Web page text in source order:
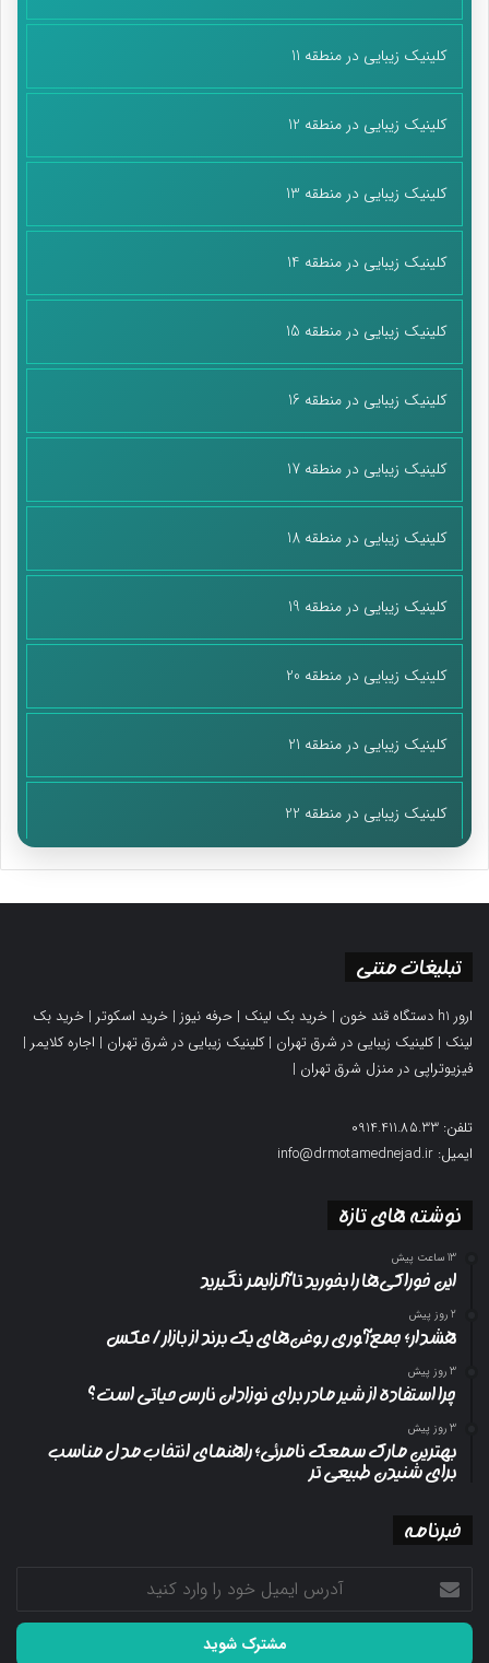
کلینیک زیبایی در منطقه 11
کلینیک زیبایی در منطقه 12
کلینیک زیبایی در منطقه 13
کلینیک زیبایی در منطقه 14
کلینیک زیبایی در منطقه 15
کلینیک زیبایی در منطقه 16
کلینیک زیبایی در منطقه 17
کلینیک زیبایی در منطقه 18
کلینیک زیبایی در منطقه 19
کلینیک زیبایی در منطقه 20
کلینیک زیبایی در منطقه 21
کلینیک زیبایی در منطقه 22
تبلیغات متنی
ارور h1 دستگاه قند خون | خرید بک لینک | حرفه نیوز | خرید اسکوتر | خرید بک
لینک |کلینیک زیبایی در شرق تهران |کلینیک زیبایی در شرق تهران | اجاره کلایمر |
فیزیوتراپی در منزل شرق تهران |
تلفن: 0914.411.85.33
ایمیل: info@drmotamednejad.ir
نوشته های تازه
13 ساعت پیش
این خوراکی‌ها را بخورید تا آلزایمر نگیرید
2 روز پیش
هشدار؛ جمع‌آوری روغن‌های یک برند از بازار/ عکس
3 روز پیش
چرا استفاده از شیر مادر برای نوزادان نارس حیاتی است؟
3 روز پیش
بهترین مارک سمعک نامرئی؛ راهنمای انتخاب مدل مناسب
برای شنیدن طبیعی تر
خبرنامه
آدرس
ایمیل
خود